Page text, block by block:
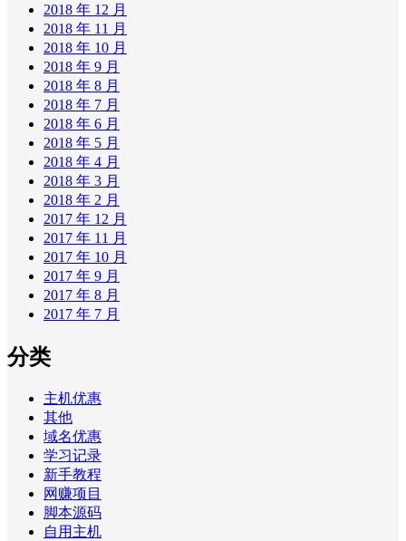
2018 年 12 月
2018 年 11 月
2018 年 10 月
2018 年 9 月
2018 年 8 月
2018 年 7 月
2018 年 6 月
2018 年 5 月
2018 年 4 月
2018 年 3 月
2018 年 2 月
2017 年 12 月
2017 年 11 月
2017 年 10 月
2017 年 9 月
2017 年 8 月
2017 年 7 月
分类
主机优惠
其他
域名优惠
学习记录
新手教程
网赚项目
脚本源码
自用主机